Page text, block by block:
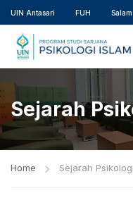
UIN Antasari FUH Salam
Sejarah
Home Sejarah